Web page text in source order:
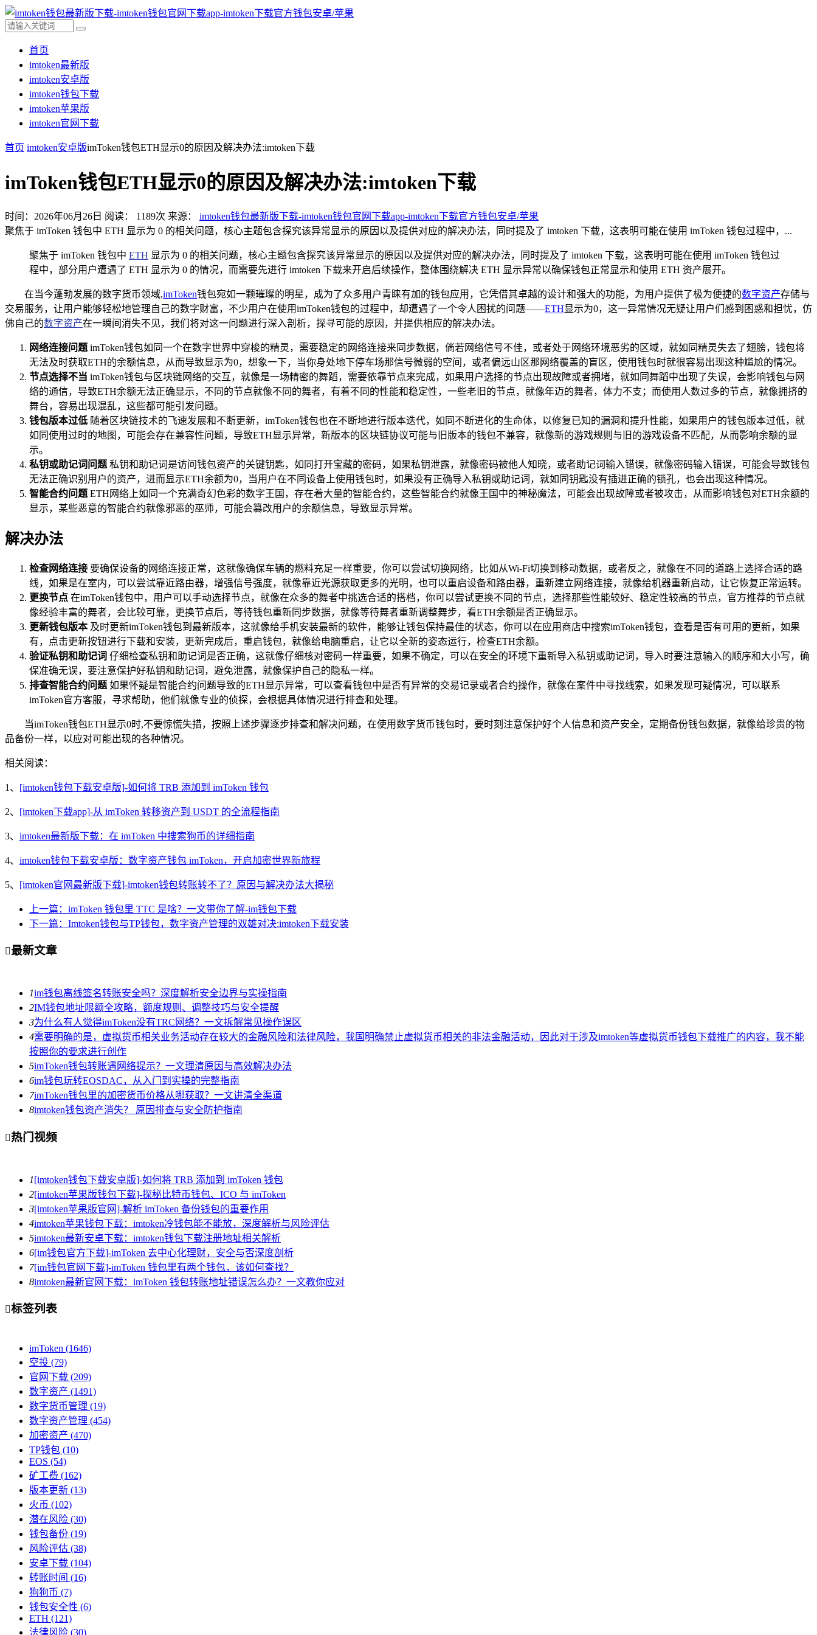
首页
imtoken最新版
imtoken安卓版
imtoken钱包下载
imtoken苹果版
imtoken官网下载
首页 imtoken安卓版imToken钱包ETH显示0的原因及解决办法:imtoken下载
imToken钱包ETH显示0的原因及解决办法:imtoken下载
时间：2026年06月26日 阅读： 1189次 来源： imtoken钱包最新版下载-imtoken钱包官网下载app-imtoken下载官方钱包安卓/苹果
聚焦于 imToken 钱包中 ETH 显示为 0 的相关问题，核心主题包含探究该异常显示的原因以及提供对应的解决办法，同时提及了 imtoken 下载，这表明可能在使用 imToken 钱包过程中，...
聚焦于 imToken 钱包中 ETH 显示为 0 的相关问题，核心主题包含探究该异常显示的原因以及提供对应的解决办法，同时提及了 imtoken 下载，这表明可能在使用 imToken 钱包过
程中，部分用户遭遇了 ETH 显示为 0 的情况，而需要先进行 imtoken 下载来开启后续操作，整体围绕解决 ETH 显示异常以确保钱包正常显示和使用 ETH 资产展开。
在当今蓬勃发展的数字货币领域,imToken钱包宛如一颗璀璨的明星，成为了众多用户青睐有加的钱包应用，它凭借其卓越的设计和强大的功能，为用户提供了极为便捷的数字资产存储与
交易服务，让用户能够轻松地管理自己的数字财富，不少用户在使用imToken钱包的过程中，却遭遇了一个令人困扰的问题——ETH显示为0，这一异常情况无疑让用户们感到困惑和担忧，仿
佛自己的数字资产在一瞬间消失不见，我们将对这一问题进行深入剖析，探寻可能的原因，并提供相应的解决办法。
网络连接问题 imToken钱包如同一个在数字世界中穿梭的精灵，需要稳定的网络连接来同步数据，倘若网络信号不佳，或者处于网络环境恶劣的区域，就如同精灵失去了翅膀，钱包将
无法及时获取ETH的余额信息，从而导致显示为0，想象一下，当你身处地下停车场那信号微弱的空间，或者偏远山区那网络覆盖的盲区，使用钱包时就很容易出现这种尴尬的情况。
节点选择不当 imToken钱包与区块链网络的交互，就像是一场精密的舞蹈，需要依靠节点来完成，如果用户选择的节点出现故障或者拥堵，就如同舞蹈中出现了失误，会影响钱包与网
络的通信，导致ETH余额无法正确显示，不同的节点就像不同的舞者，有着不同的性能和稳定性，一些老旧的节点，就像年迈的舞者，体力不支；而使用人数过多的节点，就像拥挤的
舞台，容易出现混乱，这些都可能引发问题。
钱包版本过低 随着区块链技术的飞速发展和不断更新，imToken钱包也在不断地进行版本迭代，如同不断进化的生命体，以修复已知的漏洞和提升性能，如果用户的钱包版本过低，就
如同使用过时的地图，可能会存在兼容性问题，导致ETH显示异常，新版本的区块链协议可能与旧版本的钱包不兼容，就像新的游戏规则与旧的游戏设备不匹配，从而影响余额的显
示。
私钥或助记词问题 私钥和助记词是访问钱包资产的关键钥匙，如同打开宝藏的密码，如果私钥泄露，就像密码被他人知晓，或者助记词输入错误，就像密码输入错误，可能会导致钱包
无法正确识别用户的资产，进而显示ETH余额为0，当用户在不同设备上使用钱包时，如果没有正确导入私钥或助记词，就如同钥匙没有插进正确的锁孔，也会出现这种情况。
智能合约问题 ETH网络上如同一个充满奇幻色彩的数字王国，存在着大量的智能合约，这些智能合约就像王国中的神秘魔法，可能会出现故障或者被攻击，从而影响钱包对ETH余额的
显示，某些恶意的智能合约就像邪恶的巫师，可能会篡改用户的余额信息，导致显示异常。
解决办法
检查网络连接 要确保设备的网络连接正常，这就像确保车辆的燃料充足一样重要，你可以尝试切换网络，比如从Wi-Fi切换到移动数据，或者反之，就像在不同的道路上选择合适的路
线，如果是在室内，可以尝试靠近路由器，增强信号强度，就像靠近光源获取更多的光明，也可以重启设备和路由器，重新建立网络连接，就像给机器重新启动，让它恢复正常运转。
更换节点 在imToken钱包中，用户可以手动选择节点，就像在众多的舞者中挑选合适的搭档，你可以尝试更换不同的节点，选择那些性能较好、稳定性较高的节点，官方推荐的节点就
像经验丰富的舞者，会比较可靠，更换节点后，等待钱包重新同步数据，就像等待舞者重新调整舞步，看ETH余额是否正确显示。
更新钱包版本及时更新imToken钱包到最新版本，这就像给手机安装最新的软件，能够让钱包保持最佳的状态，你可以在应用商店中搜索imToken钱包，查看是否有可用的更新，如果
有，点击更新按钮进行下载和安装，更新完成后，重启钱包，就像给电脑重启，让它以全新的姿态运行，检查ETH余额。
验证私钥和助记词 仔细检查私钥和助记词是否正确，这就像仔细核对密码一样重要，如果不确定，可以在安全的环境下重新导入私钥或助记词，导入时要注意输入的顺序和大小写，确
保准确无误，要注意保护好私钥和助记词，避免泄露，就像保护自己的隐私一样。
排查智能合约问题 如果怀疑是智能合约问题导致的ETH显示异常，可以查看钱包中是否有异常的交易记录或者合约操作，就像在案件中寻找线索，如果发现可疑情况，可以联系
imToken官方客服，寻求帮助，他们就像专业的侦探，会根据具体情况进行排查和处理。
当imToken钱包ETH显示0时,不要惊慌失措，按照上述步骤逐步排查和解决问题，在使用数字货币钱包时，要时刻注意保护好个人信息和资产安全，定期备份钱包数据，就像给珍贵的物
品备份一样，以应对可能出现的各种情况。
相关阅读：
1、 [imtoken钱包下载安卓版]-如何将 TRB 添加到 imToken 钱包
2、 [imtoken下载app]-从 imToken 转移资产到 USDT 的全流程指南
3、 imtoken最新版下载：在 imToken 中搜索狗币的详细指南
4、 imtoken钱包下载安卓版：数字资产钱包 imToken，开启加密世界新旅程
5、 [imtoken官网最新版下载]-imtoken钱包转账转不了？原因与解决办法大揭秘
上一篇：imToken 钱包里 TTC 是啥？一文带你了解-im钱包下载
下一篇：Imtoken钱包与TP钱包，数字资产管理的双雄对决:imtoken下载安装
最新文章
1im钱包离线签名转账安全吗？深度解析安全边界与实操指南
2IM钱包地址限额全攻略，额度规则、调整技巧与安全提醒
3为什么有人觉得imToken没有TRC网络？一文拆解常见操作误区
4需要明确的是，虚拟货币相关业务活动存在较大的金融风险和法律风险，我国明确禁止虚拟货币相关的非法金融活动，因此对于涉及imtoken等虚拟货币钱包下载推广的内容，我不能
按照你的要求进行创作
5imToken钱包转账遇网络提示？一文理清原因与高效解决办法
6im钱包玩转EOSDAC，从入门到实操的完整指南
7imToken钱包里的加密货币价格从哪获取？一文讲清全渠道
8imtoken钱包资产消失？ 原因排查与安全防护指南
热门视频
1[imtoken钱包下载安卓版]-如何将 TRB 添加到 imToken 钱包
2[imtoken苹果版钱包下载]-探秘比特币钱包、ICO 与 imToken
3[imtoken苹果版官网]-解析 imToken 备份钱包的重要作用
4imtoken苹果钱包下载：imtoken冷钱包能不能放，深度解析与风险评估
5imtoken最新安卓下载：imtoken钱包下载注册地址相关解析
6[im钱包官方下载]-imToken 去中心化理财，安全与否深度剖析
7[im钱包官网下载]-imToken 钱包里有两个钱包，该如何查找？
8imtoken最新官网下载：imToken 钱包转账地址错误怎么办？一文教你应对
标签列表
imToken (1646)
空投 (79)
官网下载 (209)
数字资产 (1491)
数字货币管理 (19)
数字资产管理 (454)
加密资产 (470)
TP钱包 (10)
EOS (54)
矿工费 (162)
版本更新 (13)
火币 (102)
潜在风险 (30)
钱包备份 (19)
风险评估 (38)
安卓下载 (104)
转账时间 (16)
狗狗币 (7)
钱包安全性 (6)
ETH (121)
法律风险 (30)